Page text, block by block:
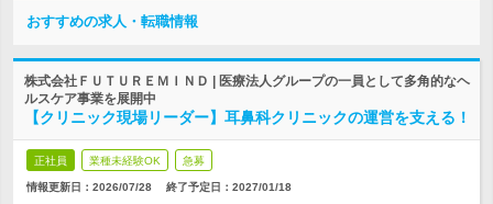
おすすめの求人・転職情報
株式会社ＦＵＴＵＲＥＭＩＮＤ | 医療法人グループの一員として多角的なヘ
ルスケア事業を展開中
【クリニック現場リーダー】耳鼻科クリニックの運営を支える！
正社員 業種未経験OK 急募
情報更新日：2026/07/28 終了予定日： 2027/01/18